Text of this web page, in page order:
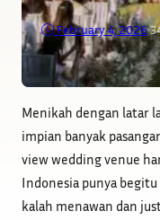
February 4, 2026•
Menikah dengan latar
impian banyak
view wedding venue
Indonesia punya
kalah menawan dan